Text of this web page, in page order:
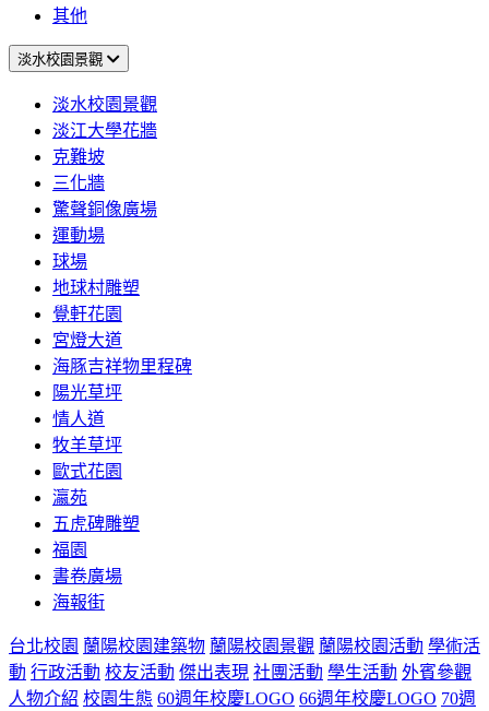
其他
淡水校園景觀
淡水校園景觀
淡江大學花牆
克難坡
三化牆
驚聲銅像廣場
運動場
球場
地球村雕塑
覺軒花園
宮燈大道
海豚吉祥物里程碑
陽光草坪
情人道
牧羊草坪
歐式花園
瀛苑
五虎碑雕塑
福園
書卷廣場
海報街
台北校園 蘭陽校園建築物 蘭陽校園景觀 蘭陽校園活動 學術活
動 行政活動 校友活動 傑出表現 社團活動 學生活動 外賓參觀
人物介紹 校園生態 60週年校慶LOGO 66週年校慶LOGO 70週